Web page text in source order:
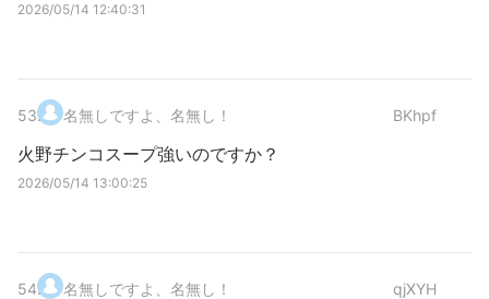
2026/05/14 12:40:31
53. 名無しですよ、名無し！ BKhpf
火野チンコスープ強いのですか？
2026/05/14 13:00:25
54. 名無しですよ、名無し！ qjXYH